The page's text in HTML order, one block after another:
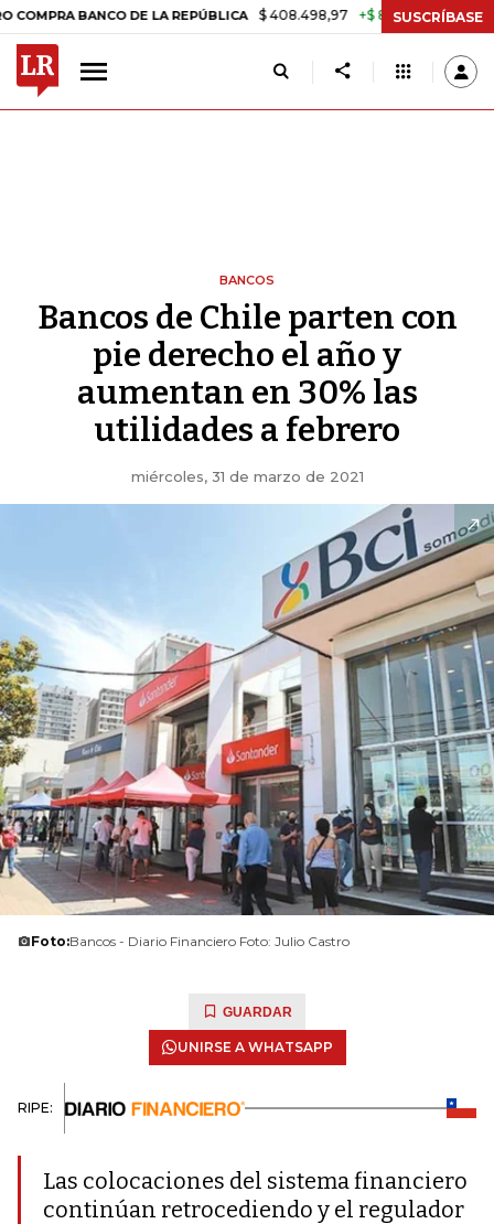
BANCO DE LA REPÚBLICA $ 408.498,97 +$ 8.753,81 +2,19%
SUSCRÍBASE
BANCOS
Bancos de Chile parten con
pie derecho el año y
aumentan en 30% las
utilidades a febrero
miércoles, 31 de marzo de 2021
Foto:Bancos - Diario Financiero Foto: Julio Castro
GUARDAR
UNIRSE A WHATSAPP
RIPE:
Las colocaciones del sistema financiero
continúan retrocediendo y el regulador